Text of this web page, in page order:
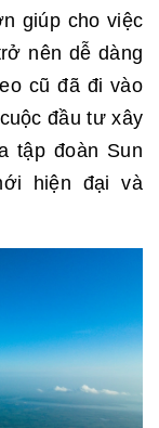
giúp cho việc
nên dễ dàng
cũ đã đi vào
đầu tư xây
tập đoàn Sun
hiện đại và